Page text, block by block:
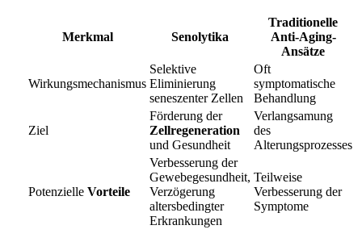
Merkmal Senolytika
Traditionelle
Anti-Aging-
Ansätze
Wirkungsmechanismus
Selektive
Eliminierung
seneszenter Zellen
Oft
symptomatische
Behandlung
Ziel
Förderung der
Zellregeneration
und Gesundheit
Verlangsamung
des
Alterungsprozesses
Potenzielle Vorteile
Verbesserung der
Gewebegesundheit,
Verzögerung
altersbedingter
Erkrankungen
Teilweise
Verbesserung der
Symptome